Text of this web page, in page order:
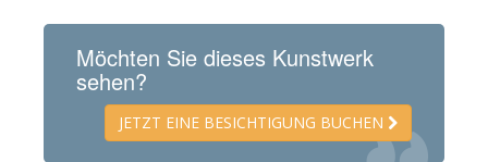
Bargello Museum
Galleria Accademia
Palatina Galerie
Medici Kapelle
Möchten Sie dieses Kunstwerk
sehen?
JETZT EINE BESICHTIGUNG BUCHEN